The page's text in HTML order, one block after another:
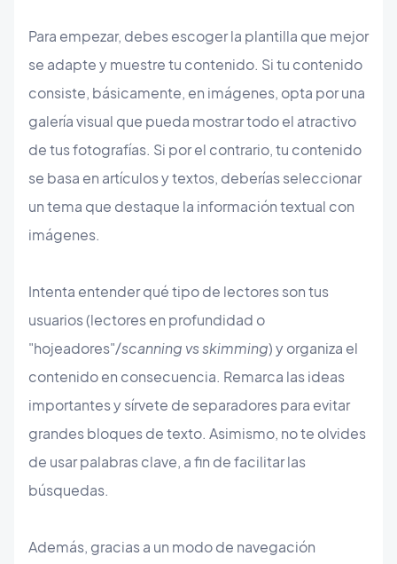
Para empezar, debes escoger la plantilla que mejor
se adapte y muestre tu contenido. Si tu contenido
consiste, básicamente, en imágenes, opta por una
galería visual que pueda mostrar todo el atractivo
de tus fotografías. Si por el contrario, tu contenido
se basa en artículos y textos, deberías seleccionar
un tema que destaque la información textual con
imágenes.
Intenta entender qué tipo de lectores son tus
usuarios (lectores en profundidad o
"hojeadores"/scanning vs skimming) y organiza el
contenido en consecuencia. Remarca las ideas
importantes y sírvete de separadores para evitar
grandes bloques de texto. Asimismo, no te olvides
de usar palabras clave, a fin de facilitar las
búsquedas.
Además, gracias a un modo de navegación